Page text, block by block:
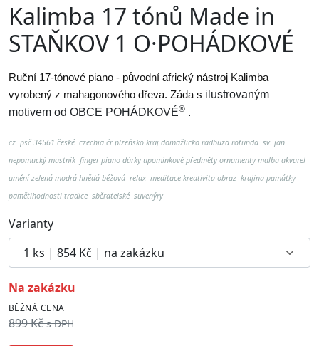
Kalimba 17 tónů Made in
STAŇKOV 1 O·POHÁDKOVÉ
Ruční 17-tónové piano - původní africký nástroj Kalimba
vyrobený z mahagonového dřeva. Záda s ilustrovaným
motivem od OBCE POHÁDKOVÉ® .
cz psč 34561 české czechia čr plzeňsko kraj domažlicko radbuza rotunda sv. jan
nepomucký mastník finger piano dárky upomínkové předměty ornamenty malba akvarel
umění zelená modrá hnědá béžová relax meditace kreativita obraz krajina památky
pamětihodnosti tradice sběratelské suvenýry
Varianty
na zakázku
BĚŽNÁ CENA
899 Kč s DPH